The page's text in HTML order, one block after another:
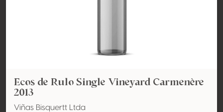
Ecos de Rulo Single Vineyard Carmenère
2013
Viñas Bisquertt Ltda